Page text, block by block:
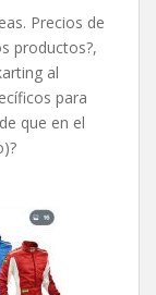
Precios de
productos?,
al
para
que en el